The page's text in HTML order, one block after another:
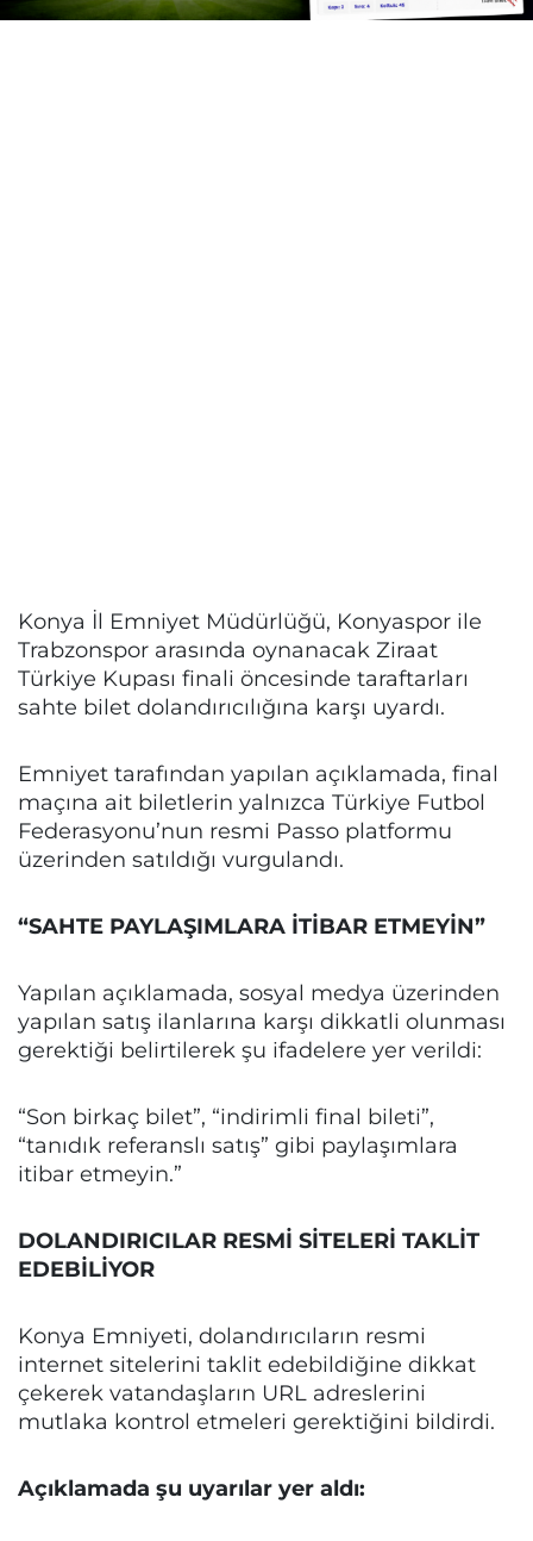
Konya İl Emniyet Müdürlüğü, Konyaspor ile
Trabzonspor arasında oynanacak Ziraat
Türkiye Kupası finali öncesinde taraftarları
sahte bilet dolandırıcılığına karşı uyardı.
Emniyet tarafından yapılan açıklamada, final
maçına ait biletlerin yalnızca Türkiye Futbol
Federasyonu’nun resmi Passo platformu
üzerinden satıldığı vurgulandı.
“SAHTE PAYLAŞIMLARA İTİBAR ETMEYİN”
Yapılan açıklamada, sosyal medya üzerinden
yapılan satış ilanlarına karşı dikkatli olunması
gerektiği belirtilerek şu ifadelere yer verildi:
“Son birkaç bilet”, “indirimli final bileti”,
“tanıdık referanslı satış” gibi paylaşımlara
itibar etmeyin.”
DOLANDIRICILAR RESMİ SİTELERİ TAKLİT
EDEBİLİYOR
Konya Emniyeti, dolandırıcıların resmi
internet sitelerini taklit edebildiğine dikkat
çekerek vatandaşların URL adreslerini
mutlaka kontrol etmeleri gerektiğini bildirdi.
Açıklamada şu uyarılar yer aldı: